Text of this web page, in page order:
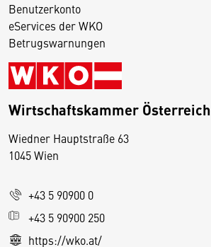
Benutzerkonto
eServices der WKO
Betrugswarnungen
Wirtschaftskammer Österreich
Wiedner Hauptstraße 63
1045 Wien
+43 5 90900 0
+43 5 90900 250
https://wko.at/
D
s
e
S